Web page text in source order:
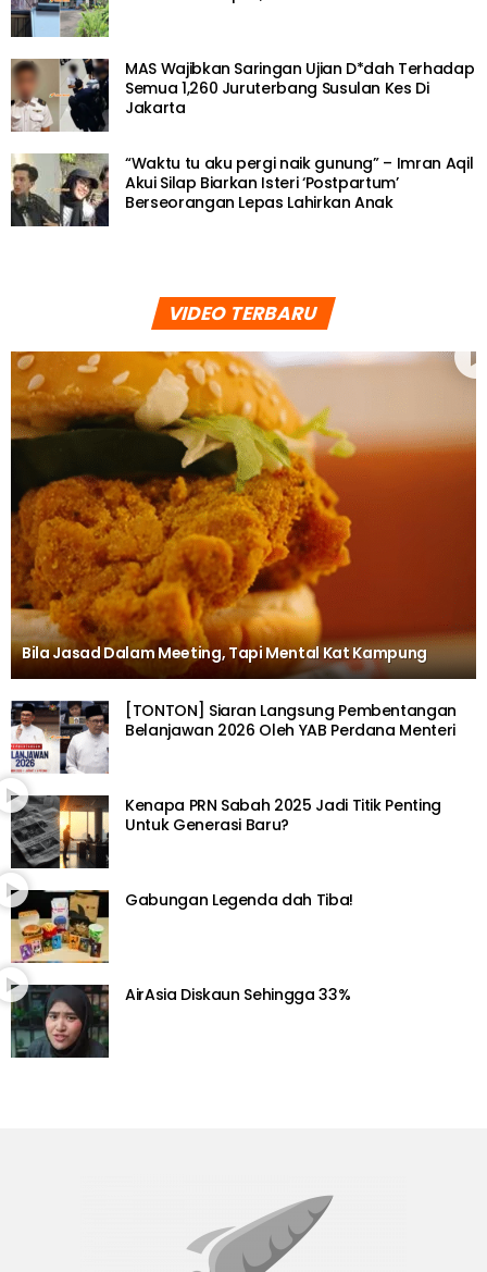
MAS Wajibkan Saringan Ujian D*dah Terhadap
Semua 1,260 Juruterbang Susulan Kes Di
Jakarta
“Waktu tu aku pergi naik gunung” – Imran Aqil
Akui Silap Biarkan Isteri ‘Postpartum’
Berseorangan Lepas Lahirkan Anak
VIDEO TERBARU
Bila Jasad Dalam Meeting, Tapi Mental Kat Kampung
[TONTON] Siaran Langsung Pembentangan
Belanjawan 2026 Oleh YAB Perdana Menteri
Kenapa PRN Sabah 2025 Jadi Titik Penting
Untuk Generasi Baru?
Gabungan Legenda dah Tiba!
AirAsia Diskaun Sehingga 33%